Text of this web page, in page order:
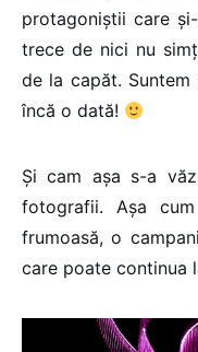
protagoniștii care
trece de nici nu
de la capăt.
încă o dată!
Și cam așa s-a
fotografii. Așa
frumoasă, o
care poate continua